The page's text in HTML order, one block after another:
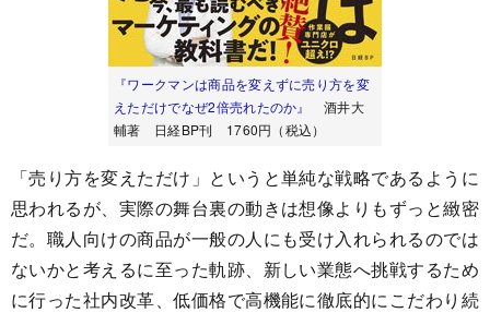
『ワークマンは商品を変えずに売り方を変
えただけでなぜ2倍売れたのか』
酒井大
輔著 日経BP刊 1760円（税込）
「売り方を変えただけ」というと単純な戦略であるように
思われるが、実際の舞台裏の動きは想像よりもずっと緻密
だ。職人向けの商品が一般の人にも受け入れられるのでは
ないかと考えるに至った軌跡、新しい業態へ挑戦するため
に行った社内改革、低価格で高機能に徹底的にこだわり続